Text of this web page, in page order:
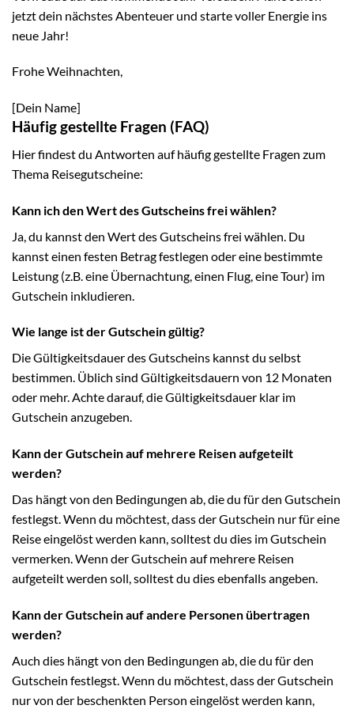
jetzt dein nächstes Abenteuer und starte voller Energie ins
neue Jahr!
Frohe Weihnachten,
[Dein Name]
Häufig gestellte Fragen (FAQ)
Hier findest du Antworten auf häufig gestellte Fragen zum
Thema Reisegutscheine:
Kann ich den Wert des Gutscheins frei wählen?
Ja, du kannst den Wert des Gutscheins frei wählen. Du
kannst einen festen Betrag festlegen oder eine bestimmte
Leistung (z.B. eine Übernachtung, einen Flug, eine Tour) im
Gutschein inkludieren.
Wie lange ist der Gutschein gültig?
Die Gültigkeitsdauer des Gutscheins kannst du selbst
bestimmen. Üblich sind Gültigkeitsdauern von 12 Monaten
oder mehr. Achte darauf, die Gültigkeitsdauer klar im
Gutschein anzugeben.
Kann der Gutschein auf mehrere Reisen aufgeteilt
werden?
Das hängt von den Bedingungen ab, die du für den Gutschein
festlegst. Wenn du möchtest, dass der Gutschein nur für eine
Reise eingelöst werden kann, solltest du dies im Gutschein
vermerken. Wenn der Gutschein auf mehrere Reisen
aufgeteilt werden soll, solltest du dies ebenfalls angeben.
Kann der Gutschein auf andere Personen übertragen
werden?
Auch dies hängt von den Bedingungen ab, die du für den
Gutschein festlegst. Wenn du möchtest, dass der Gutschein
nur von der beschenkten Person eingelöst werden kann,